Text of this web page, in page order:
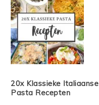
20x Klassieke Italiaanse
Pasta Recepten